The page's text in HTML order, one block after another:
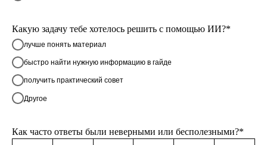
Какую задачу тебе хотелось решить с помощью ИИ?*
лучше понять материал
быстро найти нужную информацию в гайде
получить практический совет
Другое
Как часто ответы были неверными или бесполезными?*